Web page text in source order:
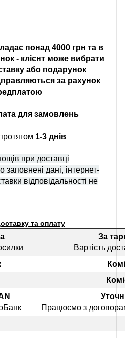
понад 4000 грн та в
- клієнт може вибрати
або подарунок
за рахунок
для замовлень
1-3 днів
при доставці
дані, інтернет-
відповідальності не
та оплату
За
Вартість
Працюємо з